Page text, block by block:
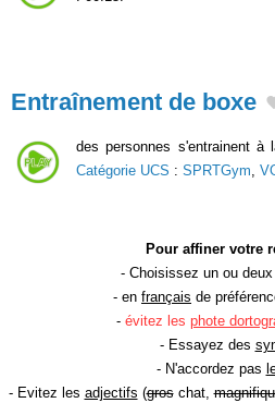
Entraînement de boxe
des personnes s'entrainent à
Catégorie UCS : SPRTGym
Pour affiner votre
- Choisissez un ou deux
- en français de
- évitez les phote
- Essayez des
- N'accordez pas
- Evitez les adjectifs (groschat,